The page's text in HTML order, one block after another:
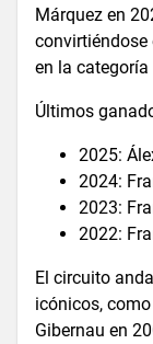
Márquez en
convirtiéndose
en la categoría
Últimos
2025:
2024:
2023:
2022:
El circuito
icónicos,
Gibernau en